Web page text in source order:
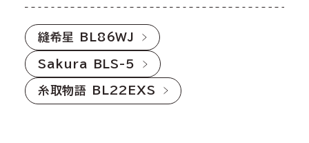
縫希星 BL86WJ
Sakura BLS-5
糸取物語 BL22EXS